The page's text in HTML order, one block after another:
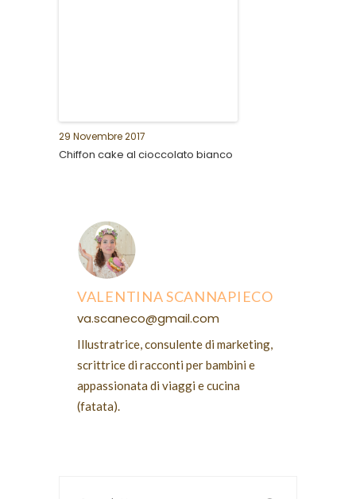
29 Novembre 2017
Chiffon cake al cioccolato bianco
VALENTINA SCANNAPIECO
va.scaneco@gmail.com
Illustratrice, consulente di marketing,
scrittrice di racconti per bambini e
appassionata di viaggi e cucina
(fatata).